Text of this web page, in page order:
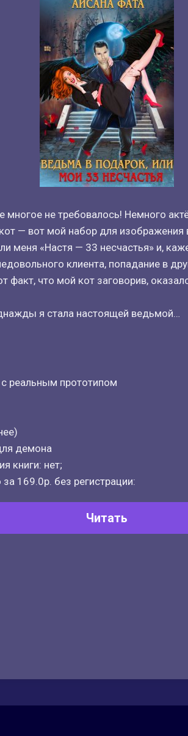
не требовалось! Немного
— вот мой набор для
меня «Настя — 33 несчастья» и,
клиента, попадание в
факт, что мой кот заговорив,
я стала настоящей ведьмой…
реальным прототипом
демона
книги: нет;
169.0р. без регистрации:
Читать